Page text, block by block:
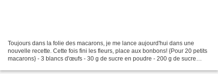
Toujours dans la folie des macarons, je me lance aujourd'hui dans une
nouvelle recette. Cette fois fini les fleurs, place aux bonbons! {Pour 20 petits
macarons} - 3 blancs d'œufs - 30 g de sucre en poudre - 200 g de sucre